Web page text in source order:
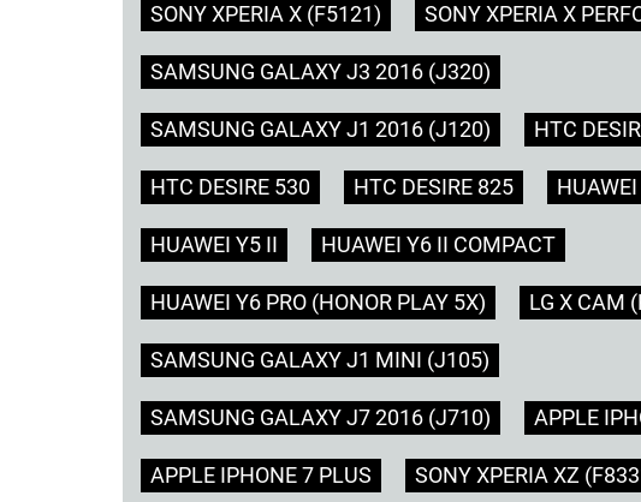
SONY XPERIA X (F5121) SONY XPERIA X
SAMSUNG GALAXY J3 2016 (J320)
SAMSUNG GALAXY J1 2016 (J120) HTC
HTC DESIRE 530 HTC DESIRE 825
HUAWEI Y5 II HUAWEI Y6 II COMPACT
HUAWEI Y6 PRO (HONOR PLAY 5X) LG X CAM
SAMSUNG GALAXY J1 MINI (J105)
SAMSUNG GALAXY J7 2016 (J710) APPLE
APPLE IPHONE 7 PLUS SONY XPERIA XZ